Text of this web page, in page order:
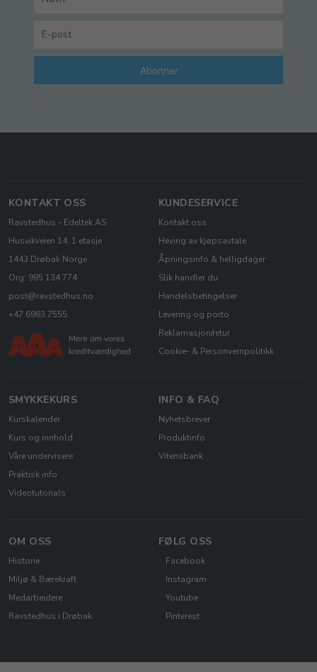
Abonner
KONTAKT OSS
Ravstedhus - Edeltek AS
Husvikveien 14, 1 etasje
1443 Drøbak Norge
Org: 985 134 774
post@ravstedhus.no
+47 6983 7555
KUNDESERVICE
Kontakt oss
Heving av kjøpsavtale
Åpningsinfo & helligdager
Slik handler du
Handelsbetingelser
Levering og porto
Reklamasjon/retur
Cookie- & Personvernpolitikk
SMYKKEKURS
Kurskalender
Kurs og innhold
Våre undervisere
Praktisk info
Videotutorials
INFO & FAQ
Nyhetsbrever
Produktinfo
Vitensbank
OM OSS
Historie
Miljø & Bærekraft
Medarbeidere
Ravstedhus i Drøbak
FØLG OSS
Facebook
Instagram
Youtube
Pinterest